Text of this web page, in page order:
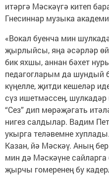
итәргә Мәскәүгә китеп
Гнесиннар музыка
«Вокал буенча мин
җырлыйсы, яңа әсәрләр
бик яхшы, аннан бәхет
педагогларым да шундый
күңелле, җитди кешеләр
сүз ишетмәссең,
“Сез” дип мөрәҗәгать
нигез салдылар. Вадим
укырга теләвемне
Казан, йә Мәскәү. Аның
мин дә Мәскәүне
җырчы гомеренең бу